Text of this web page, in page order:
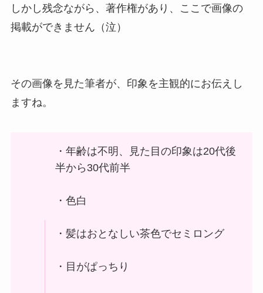
しかし残念ながら、著作権があり、ここで画像の
掲載ができません（泣）
その画像を見た筆者が、印象を主観的にお伝えし
ますね。
・年齢は不明、見た目の印象は20代後
半から30代前半
・色白
・髪はおとなしい茶色でセミロング
・目がぱっちり